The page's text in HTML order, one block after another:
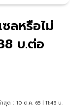
ลหรือไม่
บ.ต่อ
สุด : 10 ต.ค. 65 | 11:48 น.